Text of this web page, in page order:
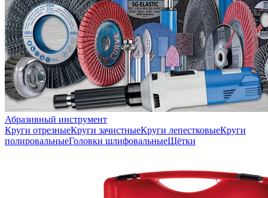
Абразивный инструмент
Круги отрезныеКруги зачистныеКруги лепестковыеКруги
полировальныеГоловки шлифовальныеЩётки